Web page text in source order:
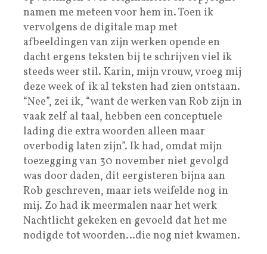
namen me meteen voor hem in. Toen ik
vervolgens de digitale map met
afbeeldingen van zijn werken opende en
dacht ergens teksten bij te schrijven viel ik
steeds weer stil. Karin, mijn vrouw, vroeg mij
deze week of ik al teksten had zien ontstaan.
“Nee”, zei ik, “want de werken van Rob zijn in
vaak zelf al taal, hebben een conceptuele
lading die extra woorden alleen maar
overbodig laten zijn”. Ik had, omdat mijn
toezegging van 30 november niet gevolgd
was door daden, dit eergisteren bijna aan
Rob geschreven, maar iets weifelde nog in
mij. Zo had ik meermalen naar het werk
Nachtlicht gekeken en gevoeld dat het me
nodigde tot woorden…die nog niet kwamen.